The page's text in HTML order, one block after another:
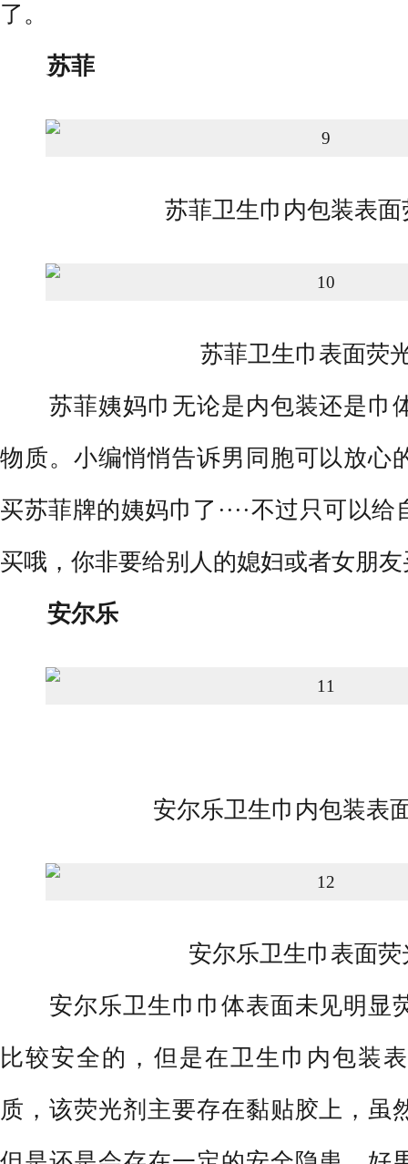
了。
苏菲
苏菲卫生巾内包装表面
苏菲卫生巾表面荧
苏菲姨妈巾无论是内包装还是巾
物质。小编悄悄告诉男同胞可以放心
买苏菲牌的姨妈巾了····不过只可以
买哦，你非要给别人的媳妇或者女朋
安尔乐
安尔乐卫生巾内包装表
安尔乐卫生巾表面荧
安尔乐卫生巾巾体表面未见明显
比较安全的，但是在卫生巾内包装
质，该荧光剂主要存在黏贴胶上，虽